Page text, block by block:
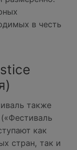
в честь
также
как
стран, так и